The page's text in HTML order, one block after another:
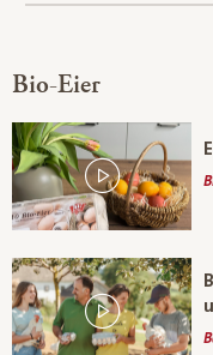
Bio-Eier